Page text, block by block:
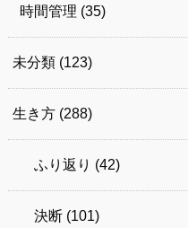
時間管理 (35)
未分類 (123)
生き方 (288)
ふり返り (42)
決断 (101)